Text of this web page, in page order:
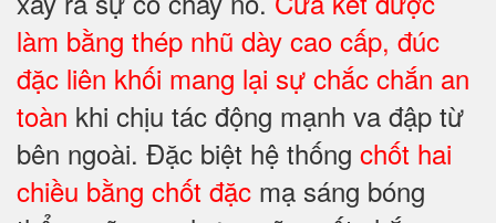
làm bằng thép nhũ dày cao cấp, đúc
đặc liên khối mang lại sự chắc chắn an
toàn khi chịu tác động mạnh va đập từ
bên ngoài. Đặc biệt hệ thống chốt hai
chiều bằng chốt đặc mạ sáng bóng